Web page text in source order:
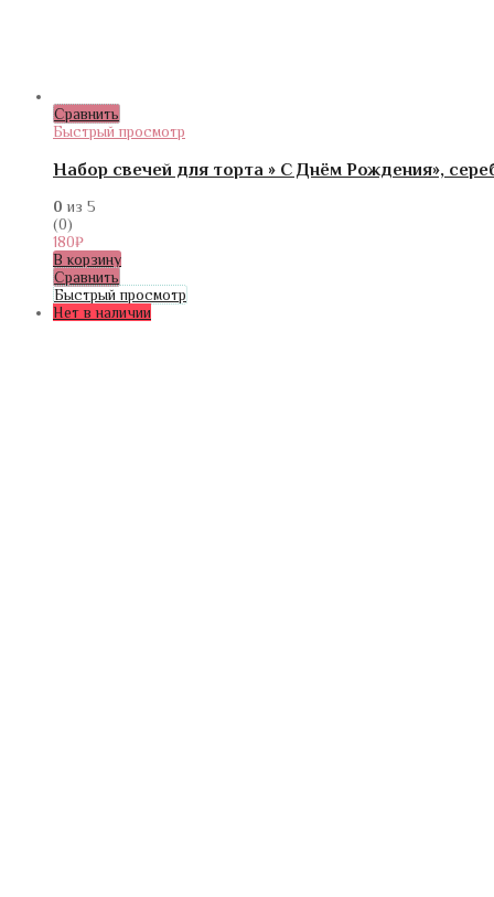
Сравнить
Быстрый просмотр
Набор свечей для торта » С Днём Рождения»,
0 из 5
(0)
180₽
В корзину
Сравнить
Быстрый просмотр
Нет в наличии